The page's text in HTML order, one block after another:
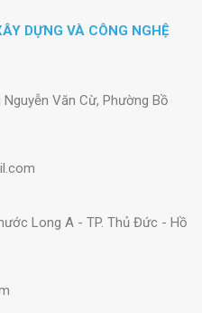
DỰNG VÀ CÔNG NGHỆ
Văn Cừ, Phường Bồ
Long A - TP. Thủ Đức - Hồ